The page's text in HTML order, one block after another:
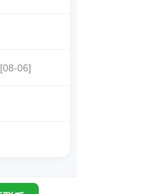
[08-06]